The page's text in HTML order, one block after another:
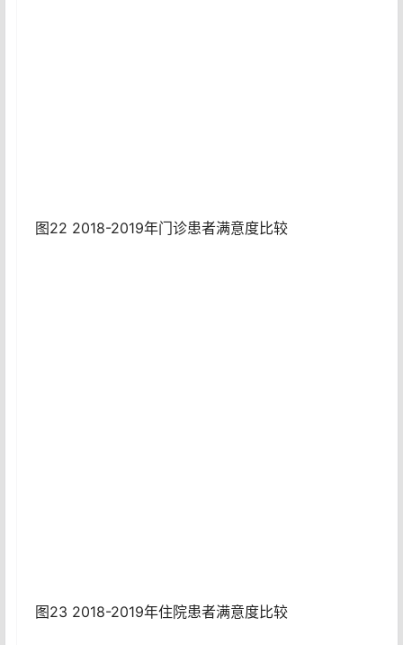
图22 2018-2019年门诊患者满意度比较
图23 2018-2019年住院患者满意度比较